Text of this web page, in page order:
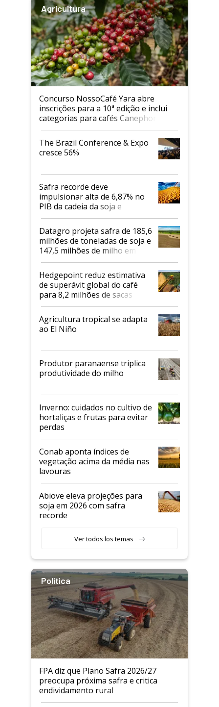
Agricultura
Concurso NossoCafé Yara abre
inscrições para a 10ª edição e inclui
categorias para cafés Canephora
The Brazil Conference & Expo
cresce 56%
Safra recorde deve
impulsionar alta de 6,87% no
PIB da cadeia da soja e
biodiesel em 2026
Datagro projeta safra de 185,6
milhões de toneladas de soja e
147,5 milhões de milho em
2026/27
Hedgepoint reduz estimativa
de superávit global do café
para 8,2 milhões de sacas
Agricultura tropical se adapta
ao El Niño
Produtor paranaense triplica
produtividade do milho
Inverno: cuidados no cultivo de
hortaliças e frutas para evitar
perdas
Conab aponta índices de
vegetação acima da média nas
lavouras
Abiove eleva projeções para
soja em 2026 com safra
recorde
Ver todos los temas
Política
FPA diz que Plano Safra 2026/27
preocupa próxima safra e critica
endividamento rural